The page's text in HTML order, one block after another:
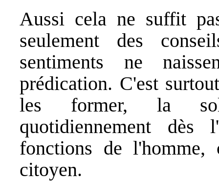
Aussi cela ne suffit
seulement des
sentiments ne
prédication. C'est
les former, la
quotidiennement
fonctions de l'homme,
citoyen.